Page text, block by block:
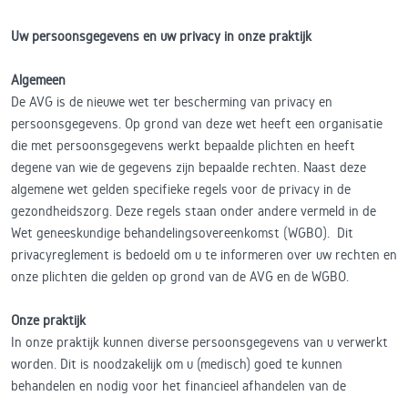
Uw persoonsgegevens en uw privacy in onze praktijk
Algemeen
De AVG is de nieuwe wet ter bescherming van privacy en
persoonsgegevens. Op grond van deze wet heeft een organisatie
die met persoonsgegevens werkt bepaalde plichten en heeft
degene van wie de gegevens zijn bepaalde rechten. Naast deze
algemene wet gelden specifieke regels voor de privacy in de
gezondheidszorg. Deze regels staan onder andere vermeld in de
Wet geneeskundige behandelingsovereenkomst (WGBO). Dit
privacyreglement is bedoeld om u te informeren over uw rechten en
onze plichten die gelden op grond van de AVG en de WGBO.
Onze praktijk
In onze praktijk kunnen diverse persoonsgegevens van u verwerkt
worden. Dit is noodzakelijk om u (medisch) goed te kunnen
behandelen en nodig voor het financieel afhandelen van de